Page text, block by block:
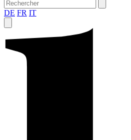
DE FR IT